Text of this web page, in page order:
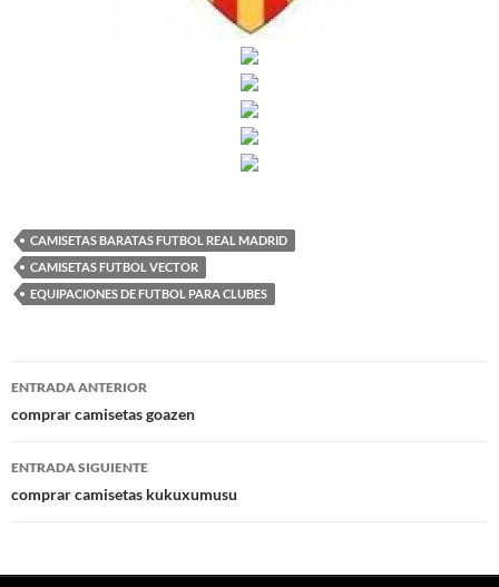
CAMISETAS BARATAS FUTBOL REAL MADRID
CAMISETAS FUTBOL VECTOR
EQUIPACIONES DE FUTBOL PARA CLUBES
Navegación
de
entradas
ENTRADA ANTERIOR
comprar camisetas goazen
ENTRADA SIGUIENTE
comprar camisetas kukuxumusu